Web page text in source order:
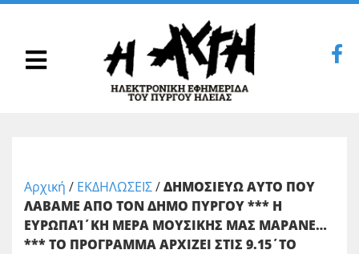
Αρχική / ΕΚΔΗΛΩΣΕΙΣ/ΔΗΜΟΣΙΕΥΩ ΑΥΤΟ ΠΟΥ
ΛΑΒΑΜΕ ΑΠΟ ΤΟΝ ΔΗΜΟ ΠΥΡΓΟΥ *** Η
ΕΥΡΩΠΑΊ΄ΚΗ ΜΕΡΑ ΜΟΥΣΙΚΗΣ ΜΑΣ ΜΑΡΑΝΕ…
*** ΤΟ ΠΡΟΓΡΑΜΜΑ ΑΡΧΙΖΕΙ ΣΤΙΣ 9.15΄ΤΟ